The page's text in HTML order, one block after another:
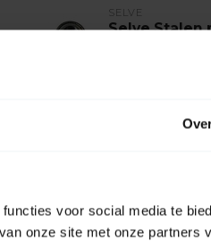
voor social media te
onze site met onze partners
SELVE
Selve Stalen
Selve
SELVE
Selve Stalen
12 mm